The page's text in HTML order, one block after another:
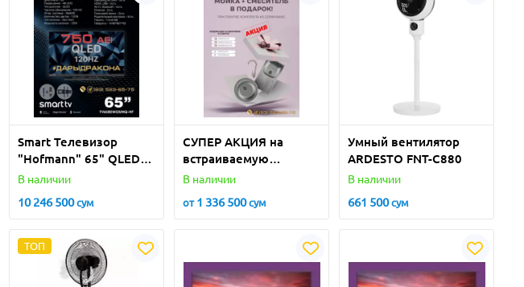
Smart Телевизор
"Hofmann" 65" QLED"
(Черный)
В наличии
10 246 500сум
СУПЕР АКЦИЯ на
встраиваемую
бытовую технику
В наличии
от1 336 500сум
Умный вентилятор
ARDESTO FNT-C880
В наличии
661 500сум
ТОП